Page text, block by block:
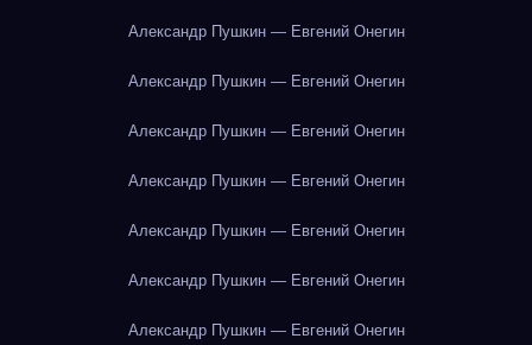
Александр Пушкин — Евгений Онегин
Александр Пушкин — Евгений Онегин
Александр Пушкин — Евгений Онегин
Александр Пушкин — Евгений Онегин
Александр Пушкин — Евгений Онегин
Александр Пушкин — Евгений Онегин
Александр Пушкин — Евгений Онегин